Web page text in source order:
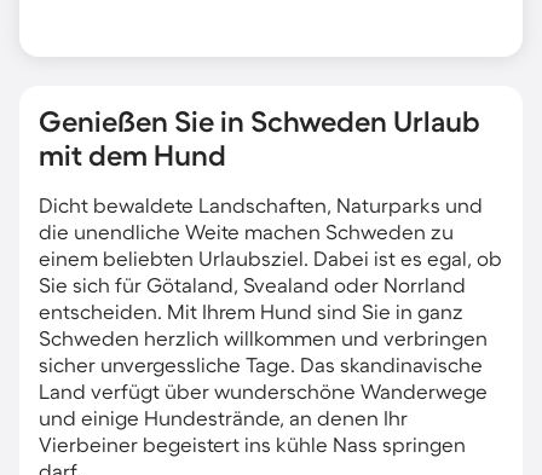
Genießen Sie in Schweden Urlaub
mit dem Hund
Dicht bewaldete Landschaften, Naturparks und
die unendliche Weite machen Schweden zu
einem beliebten Urlaubsziel. Dabei ist es egal, ob
Sie sich für Götaland, Svealand oder Norrland
entscheiden. Mit Ihrem Hund sind Sie in ganz
Schweden herzlich willkommen und verbringen
sicher unvergessliche Tage. Das skandinavische
Land verfügt über wunderschöne Wanderwege
und einige Hundestrände, an denen Ihr
Vierbeiner begeistert ins kühle Nass springen